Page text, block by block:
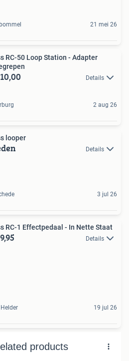
21 mei 26
RC-50 Loop Station - Adapter
Details
2 aug 26
looper
Details
3 jul 26
RC-1 Effectpedaal - In Nette Staat
Details
19 jul 26